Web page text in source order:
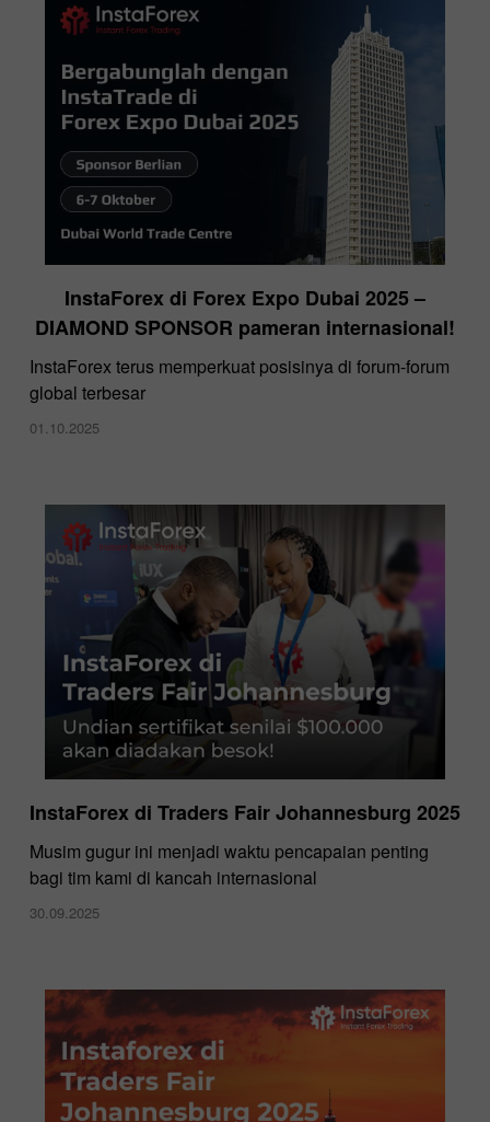
InstaForex di Forex Expo Dubai 2025 –
DIAMOND SPONSOR pameran internasional!
InstaForex terus memperkuat posisinya di forum-forum
global terbesar
01.10.2025
InstaForex di Traders Fair Johannesburg 2025
Musim gugur ini menjadi waktu pencapaian penting
bagi tim kami di kancah internasional
30.09.2025